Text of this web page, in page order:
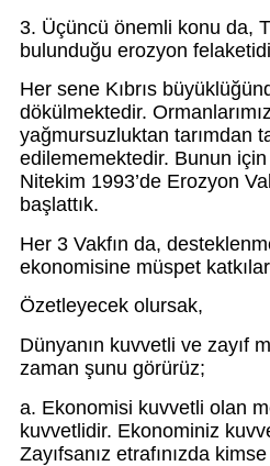
3. Üçüncü önemli konu da,
bulunduğu erozyon
Her sene Kıbrıs
dökülmektedir.
yağmursuzluktan tarımdan
edilememektedir. Bunun için
Nitekim 1993’de Erozyon
başlattık.
Her 3 Vakfın da,
ekonomisine müspet
Özetleyecek olursak,
Dünyanın kuvvetli ve zayıf
zaman şunu görürüz;
a. Ekonomisi kuvvetli olan
kuvvetlidir. Ekonominiz
Zayıfsanız etrafınızda